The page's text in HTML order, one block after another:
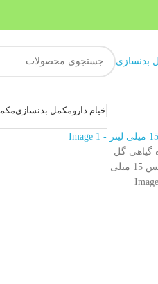
خیام دارومکمل بدنسازی